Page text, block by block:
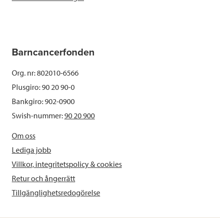
Barncancerfonden
Org. nr: 802010-6566
Plusgiro: 90 20 90-0
Bankgiro: 902-0900
Swish-nummer:90 20 900
Om oss
Lediga jobb
Villkor, integritetspolicy & cookies
Retur och ångerrätt
Tillgänglighetsredogörelse